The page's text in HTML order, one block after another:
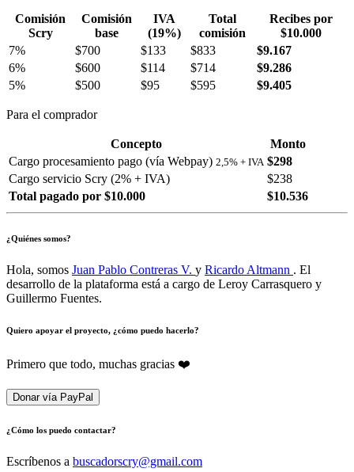
Comisión
Scry
Comisión
base
IVA
(19%)
Total
comisión
Recibes por
$10.000
7%
$700 $133 $833
$9.167
6%
$600 $114 $714
$9.286
5%
$500 $95 $595 $9.405
Para el comprador
Concepto
Monto
Cargo procesamiento pago (vía Webpay) 2,5% + IVA $298
Cargo servicio Scry (2% + IVA)
$238
Total pagado por $10.000
$10.536
¿Quiénes somos?
Hola, somos Juan Pablo Contreras V. y Ricardo Altmann . El
desarrollo de la plataforma está a cargo de Leroy Carrasquero y
Guillermo Fuentes.
Quiero apoyar el proyecto, ¿cómo puedo hacerlo?
Primero que todo, muchas gracias ❤️
Donar vía PayPal
¿Cómo los puedo contactar?
Escríbenos a buscadorscry@gmail.com